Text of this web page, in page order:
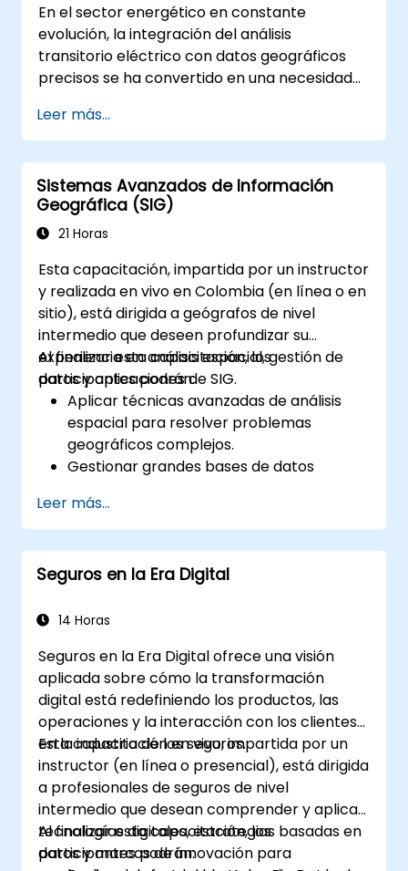
Artificial y análisis avanzado en ArcGIS Pro
para teledetección.
• Integrar flujos de trabajo eficientes para
análisis espacial y manejo de datos
geográficos.
En el sector energético en constante
evolución, la integración del análisis
transitorio eléctrico con datos geográficos
precisos se ha convertido en una necesidad
datos fragmentados conlleva riesgos
operativos significativos. Este programa
intensivo de 14 días en Melbourne está
diseñado para cerrar la brecha entre la
ingeniería eléctrica y la gestión geoespacial.
Leer más...
Sistemas Avanzados de Información
Geográfica (SIG)
21 Horas
Esta capacitación, impartida por un instructor
y realizada en vivo en Colombia (en línea o en
sitio), está dirigida a geógrafos de nivel
intermedio que deseen profundizar su
experiencia en análisis espacial, gestión de
datos y aplicaciones de SIG.
Al finalizar esta capacitación, los
participantes podrán:
Aplicar técnicas avanzadas de análisis
espacial para resolver problemas
geográficos complejos.
Gestionar grandes bases de datos
datos.
Crear mapas y visualizaciones dinámicas
e interactivas para diversas aplicaciones.
Utilizar programación y automatización
Leer más...
Seguros en la Era Digital
14 Horas
Seguros en la Era Digital ofrece una visión
aplicada sobre cómo la transformación
digital está redefiniendo los productos, las
operaciones y la interacción con los clientes
en la industria de los seguros.
Esta capacitación en vivo, impartida por un
instructor (en línea o presencial), está dirigida
a profesionales de seguros de nivel
intermedio que desean comprender y aplicar
tecnologías digitales, estrategias basadas en
datos y marcos de innovación para
Al finalizar esta capacitación, los
participantes podrán: